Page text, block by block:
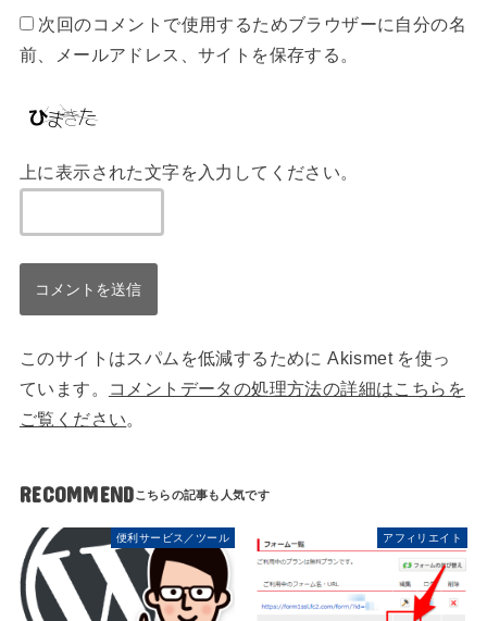
次回のコメントで使用するためブラウザーに自分の名
前、メールアドレス、サイトを保存する。
上に表示された文字を入力してください。
このサイトはスパムを低減するために Akismet を使っ
ています。
コメントデータの処理方法の詳細はこちらを
ご覧ください。
RECOMMEND
便利サービス／ツール アフィリエイト